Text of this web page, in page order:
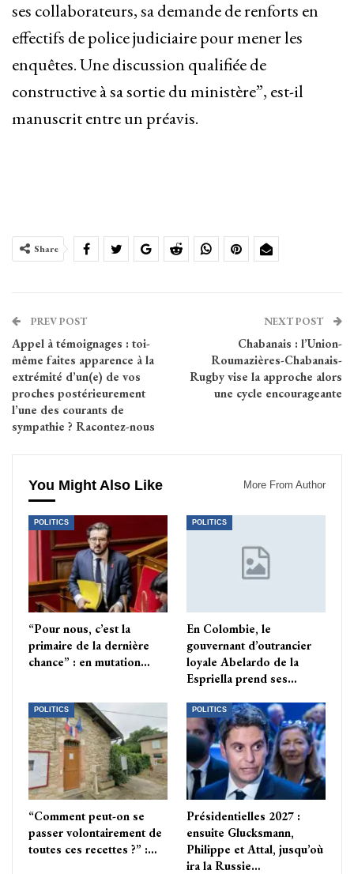
ses collaborateurs, sa demande de renforts en
effectifs de police judiciaire pour mener les
enquêtes. Une discussion qualifiée de
constructive à sa sortie du ministère”, est-il
manuscrit entre un préavis.
Share
PREV POST
Appel à témoignages : toi-
même faites apparence à la
extrémité d’un(e) de vos
proches postérieurement
l’une des courants de
sympathie ? Racontez-nous
NEXT POST
Chabanais : l’Union-
Roumazières-Chabanais-
Rugby vise la approche alors
une cycle encourageante
You Might Also Like More From Author
POLITICS
“Pour nous, c’est la
primaire de la dernière
chance” : en mutation…
POLITICS
En Colombie, le
gouvernant d’outrancier
loyale Abelardo de la
Espriella prend ses…
POLITICS
“Comment peut-on se
passer volontairement de
toutes ces recettes ?” :…
POLITICS
Présidentielles 2027 :
ensuite Glucksmann,
Philippe et Attal, jusqu’où
ira la Russie…